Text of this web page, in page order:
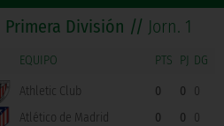
Primera División // Jorn. 1
EQUIPO PTS PJ DG
Athletic Club 0 0
0
Atlético de Madrid 0 0
0